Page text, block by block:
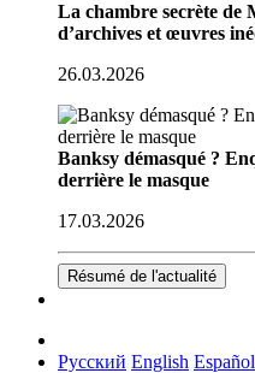
La chambre secrète de
d’archives et œuvres
26.03.2026
Banksy démasqué ?
derrière le masque
17.03.2026
Résumé de l'actualité
Русский English Español